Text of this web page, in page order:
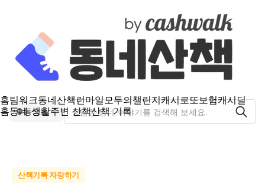
홈팀워크동네산책런마일모두의챌린지캐시로또보험캐시딜
홈동네 생활주변 산책산책 기록
동숭동
산책기록 자랑하기